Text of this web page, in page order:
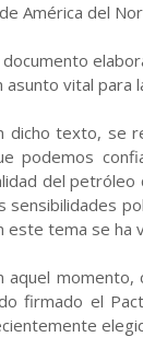
América del
documento
asunto vital para
dicho texto, se
podemos
del petróleo
sensibilidades
este tema se ha
aquel momento,
firmado el